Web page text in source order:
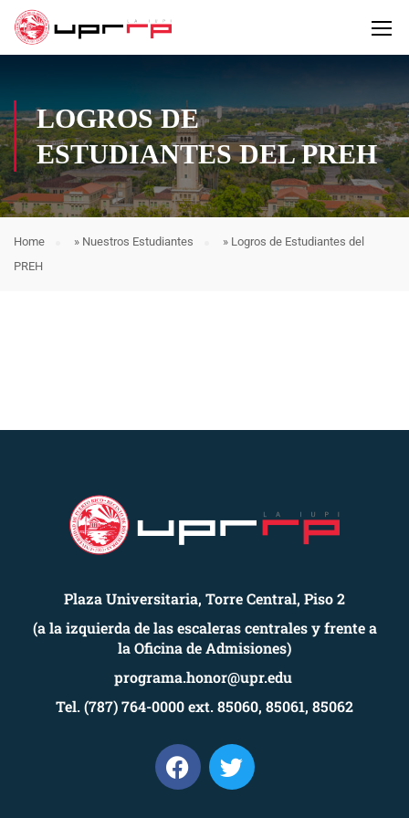
LOGROS DE
ESTUDIANTES DEL PREH
Home » Nuestros Estudiantes » Logros de Estudiantes del
PREH
Plaza Universitaria, Torre Central, Piso 2
(a la izquierda de las escaleras centrales y frente a
la Oficina de Admisiones)
programa.honor@upr.edu
Tel. (787) 764-0000 ext. 85060, 85061, 85062